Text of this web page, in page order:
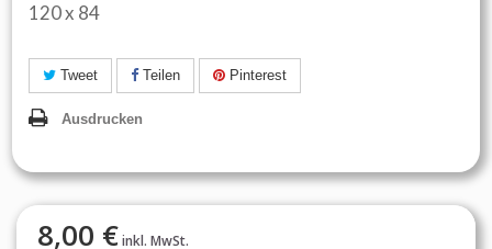
120 x 84
Tweet Teilen Pinterest
Ausdrucken
8,00 €inkl. MwSt.